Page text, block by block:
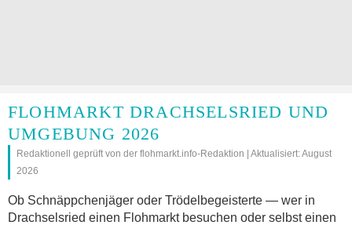
FLOHMARKT DRACHSELSRIED UND
UMGEBUNG 2026
Redaktionell geprüft von der flohmarkt.info-Redaktion | Aktualisiert: August
2026
Ob Schnäppchenjäger oder Trödelbegeisterte — wer in
Drachselsried einen Flohmarkt besuchen oder selbst einen